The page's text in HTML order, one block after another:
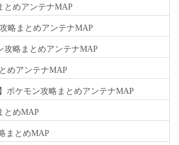
めアンテナMAP
略まとめアンテナMAP
略まとめアンテナMAP
めアンテナMAP
ポケモン攻略まとめアンテナMAP
とめMAP
まとめMAP